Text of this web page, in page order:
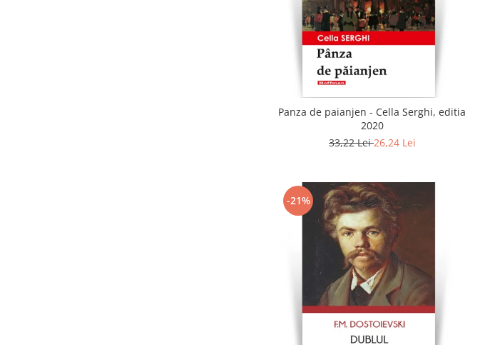
Panza de paianjen - Cella Serghi, editia
2020
33,22 Lei26,24 Lei
-21%